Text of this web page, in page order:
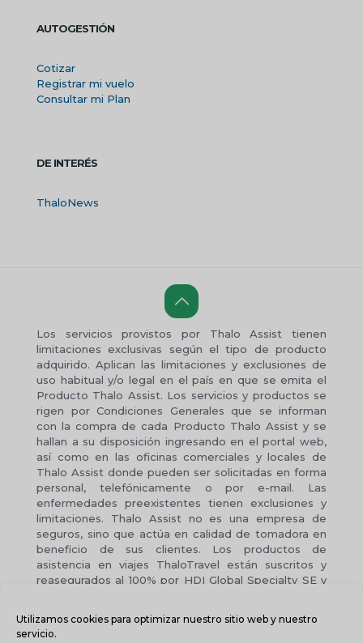
Utilizamos cookies para optimizar nuestro sitio web y nuestro
servicio.
AUTOGESTIÓN
Cotizar
Registrar mi vuelo
Consultar mi Plan
DE INTERÉS
ThaloNews
Los servicios provistos por Thalo Assist tienen
limitaciones exclusivas según el tipo de producto
adquirido. Aplican las limitaciones y exclusiones de
uso habitual y/o legal en el país en que se emita el
Producto Thalo Assist. Los servicios y productos se
rigen por Condiciones Generales que se informan
con la compra de cada Producto Thalo Assist y se
hallan a su disposición ingresando en el portal web,
así como en las oficinas comerciales y locales de
Thalo Assist donde pueden ser solicitadas en forma
personal, telefónicamente o por e-mail. Las
enfermedades preexistentes tienen exclusiones y
limitaciones. Thalo Assist no es una empresa de
seguros, sino que actúa en calidad de tomadora en
beneficio de sus clientes. Los productos de
asistencia en viajes ThaloTravel están suscritos y
reasegurados al 100% por HDI Global Specialty SE y
© 2026 Thalo Global Group Ltd., Todos los derechos
reservados. | Webmaster: